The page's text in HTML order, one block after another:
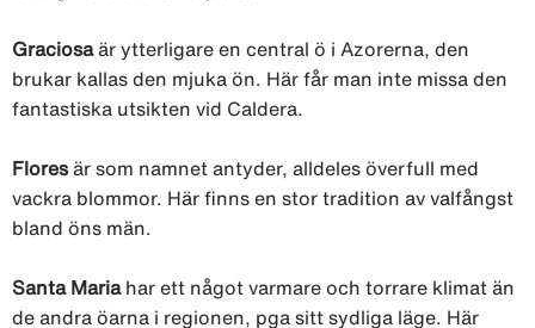
Graciosa är ytterligare en central ö i Azorerna, den
brukar kallas den mjuka ön. Här får man inte missa den
fantastiska utsikten vid Caldera.
Flores är som namnet antyder, alldeles överfull med
vackra blommor. Här finns en stor tradition av valfångst
bland öns män.
Santa Maria har ett något varmare och torrare klimat än
de andra öarna i regionen, pga sitt sydliga läge. Här